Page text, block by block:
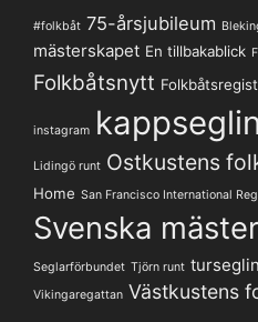
#folkbåt 75-årsjubileum
mästerskapet En tillbakablick
Folkbåtsnytt
instagram
Lidingö runt Ostkustens
Home San Francisco International
Svenska
Seglarförbundet Tjörn runt
Vikingaregattan Västkustens